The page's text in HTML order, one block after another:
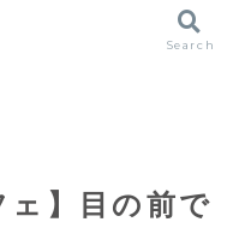
ェ】目の前で
Search